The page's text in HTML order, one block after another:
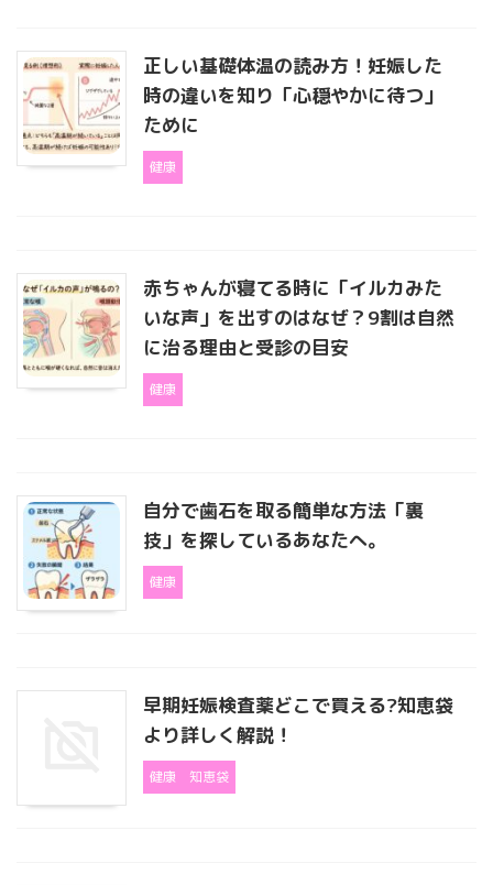
正しい基礎体温の読み方！妊娠した
時の違いを知り「心穏やかに待つ」
ために
健康
赤ちゃんが寝てる時に「イルカみた
いな声」を出すのはなぜ？9割は自然
に治る理由と受診の目安
健康
自分で歯石を取る簡単な方法「裏
技」を探しているあなたへ。
健康
早期妊娠検査薬どこで買える?知恵袋
より詳しく解説！
健康 知恵袋